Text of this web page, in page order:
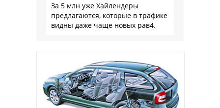
За 5 млн уже Хайлендеры
предлагаются, которые в трафике
видны даже чаще новых рав4.